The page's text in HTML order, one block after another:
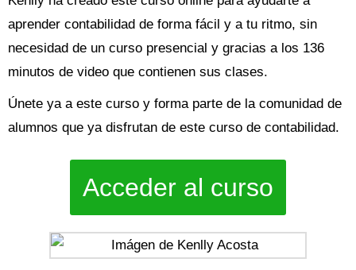
aprender contabilidad de forma fácil y a tu ritmo, sin
necesidad de un curso presencial y gracias a los 136
minutos de video que contienen sus clases.
Únete ya a este curso y forma parte de la comunidad de
alumnos que ya disfrutan de este curso de contabilidad.
Acceder al curso